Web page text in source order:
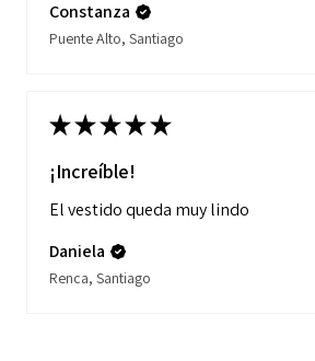
Constanza
Puente Alto, Santiago
★★★★★
¡Increíble!
El vestido queda muy lindo
Daniela
Renca, Santiago